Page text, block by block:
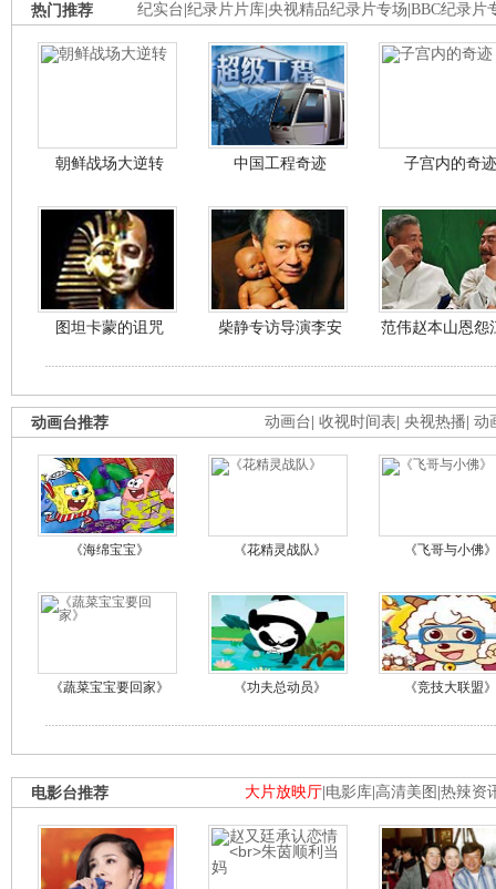
纪实台 纪录片片库 央视精品纪录片专场 BBC纪录片
热门推荐
朝鲜战场大逆转 中国工程奇迹 子宫内的奇迹
图坦卡蒙的诅咒 柴静专访导演李安 范伟赵本山恩怨
动画台 收视时间表 央视热播 动
动画台推荐
《海绵宝宝》 《花精灵战队》 《飞哥与小佛》
《蔬菜宝宝要回家》 《功夫总动员》 《竞技大联盟》
大片放映厅 电影库 高清美图 热辣资
电影台推荐